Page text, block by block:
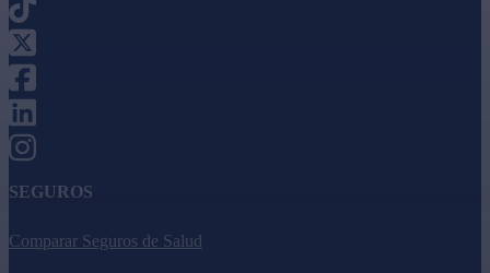
SEGUROS
Comparar Seguros de Salud